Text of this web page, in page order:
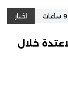
اخبار
خلال